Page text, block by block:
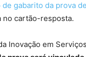
gabarito da prova
no cartão-resposta.
Inovação em